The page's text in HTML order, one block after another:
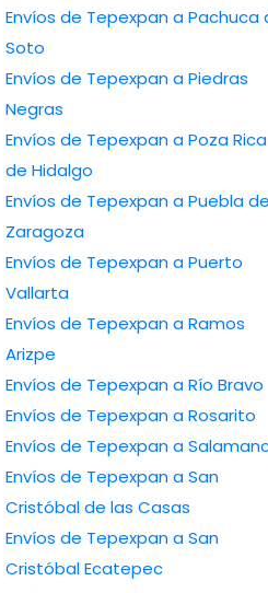
Envíos de Tepexpan a Pachuca
Soto
Envíos de Tepexpan a Piedras
Negras
Envíos de Tepexpan a Poza Rica
de Hidalgo
Envíos de Tepexpan a Puebla de
Zaragoza
Envíos de Tepexpan a Puerto
Vallarta
Envíos de Tepexpan a Ramos
Arizpe
Envíos de Tepexpan a Río Bravo
Envíos de Tepexpan a Rosarito
Envíos de Tepexpan a
Envíos de Tepexpan a San
Cristóbal de las Casas
Envíos de Tepexpan a San
Cristóbal Ecatepec